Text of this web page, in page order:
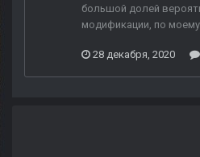
большой долей
модификации, по
28 декабря, 2020